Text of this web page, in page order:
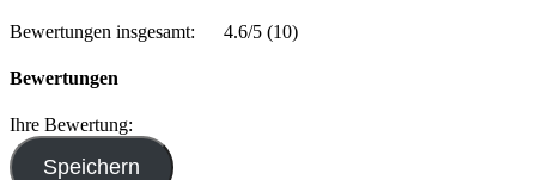
Bewertungen insgesamt: 4.6/5 (10)
Bewertungen
Ihre Bewertung: